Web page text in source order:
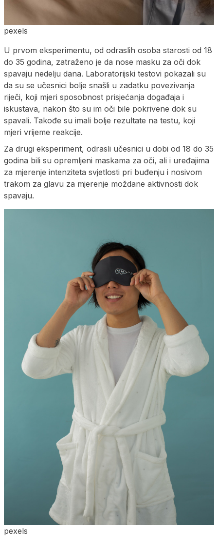
pexels
U prvom eksperimentu, od odraslih osoba starosti od 18
do 35 godina, zatraženo je da nose masku za oči dok
spavaju nedelju dana. Laboratorijski testovi pokazali su
da su se učesnici bolje snašli u zadatku povezivanja
riječi, koji mjeri sposobnost prisjećanja događaja i
iskustava, nakon što su im oči bile pokrivene dok su
spavali. Takođe su imali bolje rezultate na testu, koji
mjeri vrijeme reakcije.
Za drugi eksperiment, odrasli učesnici u dobi od 18 do 35
godina bili su opremljeni maskama za oči, ali i uređajima
za mjerenje intenziteta svjetlosti pri buđenju i nosivom
trakom za glavu za mjerenje moždane aktivnosti dok
spavaju.
pexels